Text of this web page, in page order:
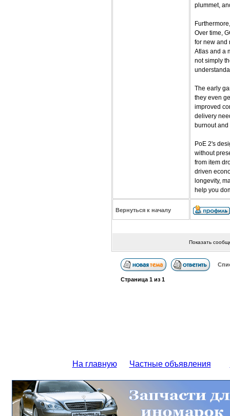
plummet,
Over time,
for new and
Atlas and a
not simply
The early
they even
improved
delivery
burnout
PoE 2's
without
from item
driven
longevity,
help you
Вернуться к началу
Показать
Страница 1из 1
На главную Частные объявления